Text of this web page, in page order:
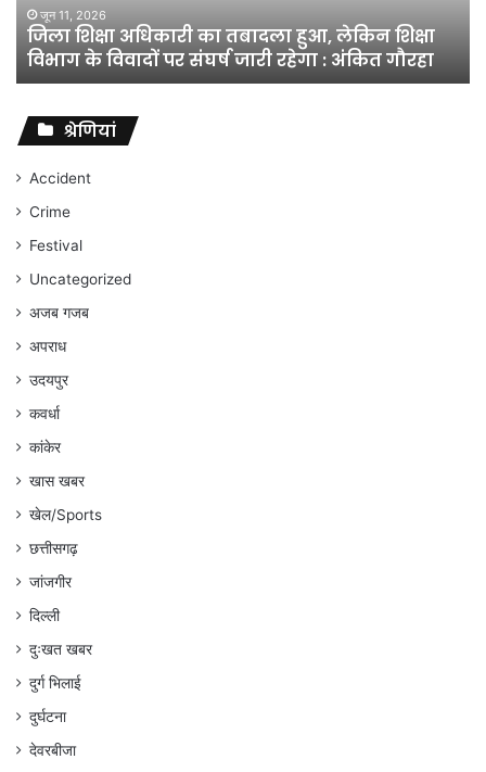
शिक्षा
विभाग
विवादों
संघर्ष
जारी
रहेगा
अंकित
गौरहा
जून 11, 2026
जिला शिक्षा अधिकारी का तबादला हुआ, लेकिन शिक्षा
विभाग के विवादों पर संघर्ष जारी रहेगा : अंकित गौरहा
श्रेणियां
Accident
Crime
Festival
Uncategorized
अजब गजब
अपराध
उदयपुर
कवर्धा
कांकेर
खास खबर
खेल/Sports
छत्तीसगढ़
जांजगीर
दिल्ली
दुःखत खबर
दुर्ग भिलाई
दुर्घटना
देवरबीजा